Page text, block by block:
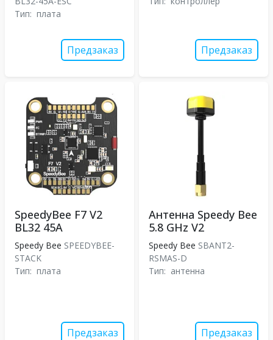
Тип: плата
Предзаказ Предзаказ
SpeedyBee F7 V2
BL32 45A
Speedy Bee SPEEDYBEE-
STACK
Тип: плата
Предзаказ
Антенна Speedy Bee
5.8 GHz V2
Speedy Bee SBANT2-
RSMAS-D
Тип: антенна
Предзаказ